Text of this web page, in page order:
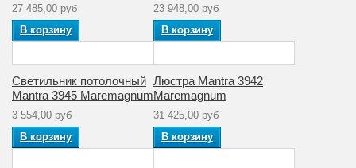
27 485,00 руб
В корзину
23 948,00 руб
В корзину
Светильник потолочный
Mantra 3945 Maremagnum
3 554,00 руб
В корзину
Люстра Mantra 3942
Maremagnum
31 425,00 руб
В корзину